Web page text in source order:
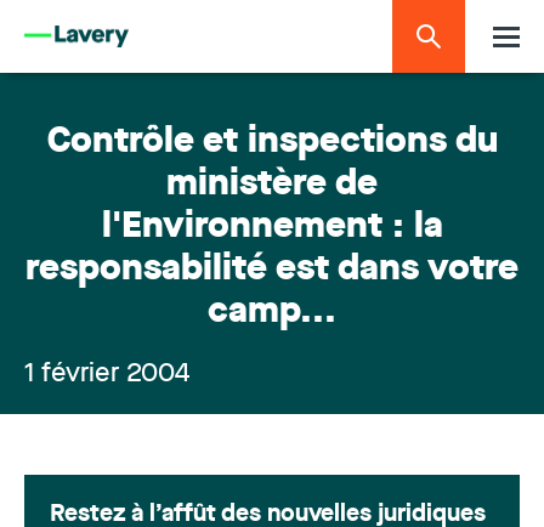
Contrôle et inspections du
ministère de
l'Environnement : la
responsabilité est dans votre
camp...
1 février 2004
Restez à l’affût des nouvelles juridiques